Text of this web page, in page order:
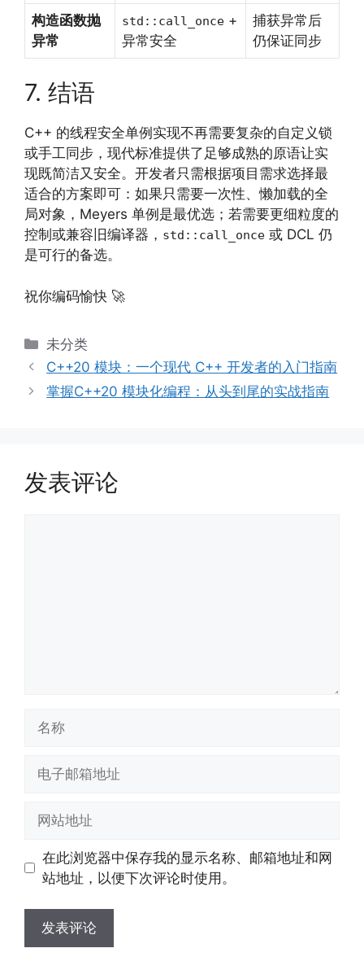
构造函数抛
异常
std::call_once +
异常安全
捕获异常后
仍保证同步
7. 结语
C++ 的线程安全单例实现不再需要复杂的自定义锁
或手工同步，现代标准提供了足够成熟的原语让实
现既简洁又安全。开发者只需根据项目需求选择最
适合的方案即可：如果只需要一次性、懒加载的全
局对象，Meyers 单例是最优选；若需要更细粒度的
控制或兼容旧编译器， std::call_once 或 DCL 仍
是可行的备选。
祝你编码愉快 🚀
分
类
未分类
C++20 模块：一个现代 C++ 开发者的入门指南
掌握C++20 模块化编程：从头到尾的实战指南
发表评论
址
址
在此浏览器中保存我的显示名称、邮箱地址和网
站地址，以便下次评论时使用。